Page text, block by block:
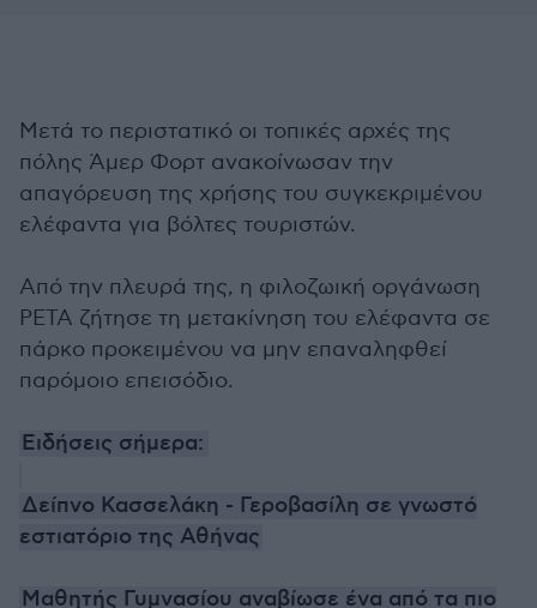
Μετά το περιστατικό οι τοπικές αρχές της
πόλης Άμερ Φορτ ανακοίνωσαν την
απαγόρευση της χρήσης του συγκεκριμένου
ελέφαντα για βόλτες τουριστών.
Από την πλευρά της, η φιλοζωική οργάνωση
ΡΕΤΑ ζήτησε τη μετακίνηση του ελέφαντα σε
πάρκο προκειμένου να μην επαναληφθεί
παρόμοιο επεισόδιο.
Ειδήσεις σήμερα:
Δείπνο Κασσελάκη - Γεροβασίλη σε γνωστό
εστιατόριο της Αθήνας
Μαθητής Γυμνασίου αναβίωσε ένα από τα πιο